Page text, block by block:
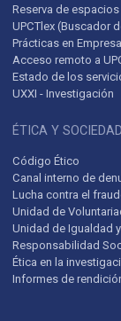
Reserva de espacios
UPCTlex (Buscador
Prácticas en
Acceso remoto a
Estado de los
UXXI - Investigación
ÉTICA Y SOCIEDAD
Código Ético
Canal interno de
Lucha contra el
Unidad de
Unidad de Igualdad
Responsabilidad
Ética en la
Informes de